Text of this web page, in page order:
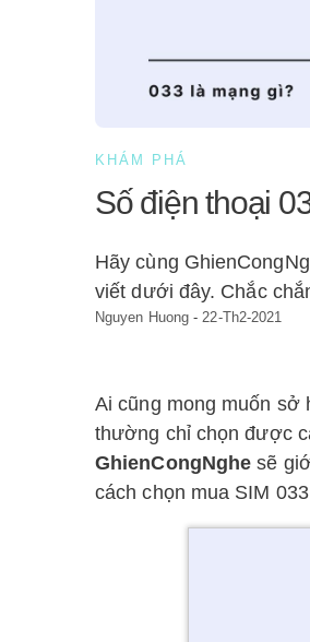
KHÁM PHÁ
Số điện thoại
Hãy cùng
viết dưới đây. Chắc
Nguyen Huong -22-Th2-2021
Ai cũng mong muốn sở
thường chỉ chọn được
GhienCongNghe sẽ
cách chọn mua SIM